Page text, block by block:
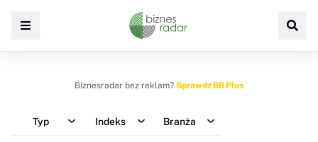
Biznesradar bez reklam? Sprawdź BR Plus
Typ Indeks Branża